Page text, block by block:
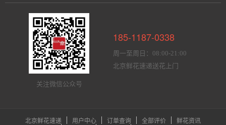
关注微信公众号
185-1187-0338
周一至周日：08:00-21:00
北京鲜花速递送花上门
北京鲜花速递 用户中心 订单查询 全部评价
鲜花资讯